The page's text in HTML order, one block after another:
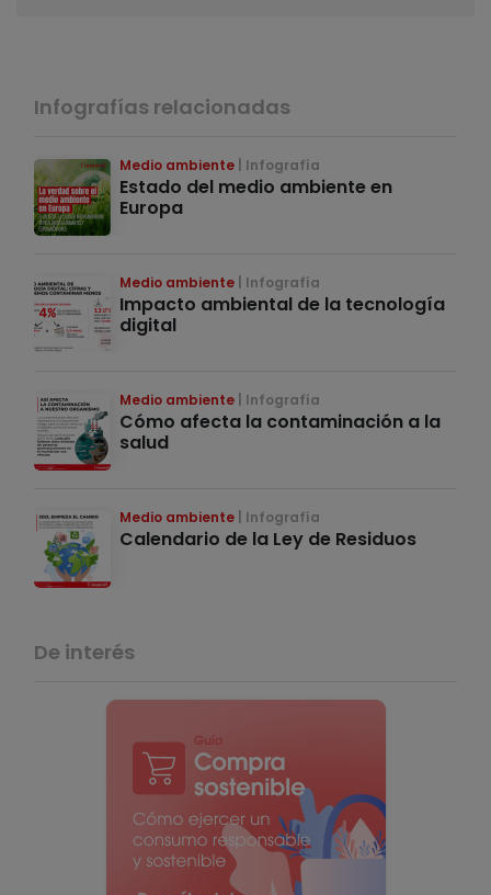
Infografías relacionadas
Medio ambiente Infografía
Estado del medio ambiente en
Europa
Medio ambiente Infografía
Impacto ambiental de la tecnología
digital
Medio ambiente Infografía
Cómo afecta la contaminación a la
salud
Medio ambiente Infografía
Calendario de la Ley de Residuos
De interés